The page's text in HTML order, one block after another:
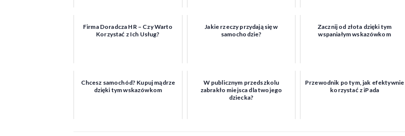
Firma Doradcza HR – Czy Warto
Korzystać z Ich Usług?
Jakie rzeczy przydają się w
samochodzie?
Zacznij od złota dzięki tym
wspaniałym wskazówkom
Chcesz samochód? Kupuj mądrze
dzięki tym wskazówkom
W publicznym przedszkolu
zabrakło miejsca dla twojego
dziecka?
Przewodnik po tym, jak efektywnie
korzystać z iPada